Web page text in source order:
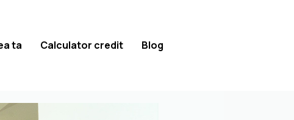
ta Calculator credit
Blog